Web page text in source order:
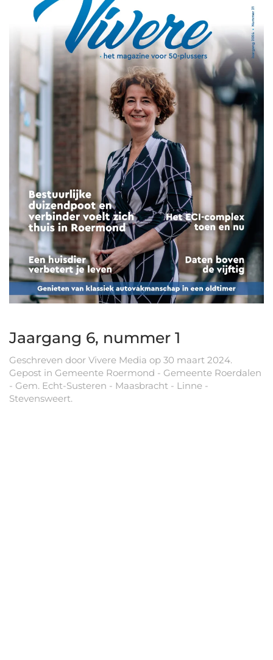
Jaargang 6, nummer 1
Geschreven door Vivere Media op 30 maart 2024.
Gepost in Gemeente Roermond - Gemeente Roerdalen
- Gem. Echt-Susteren - Maasbracht - Linne -
Stevensweert.